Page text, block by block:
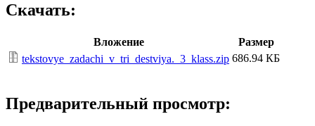
Скачать:
Вложение
Размер
tekstovye_zadachi_v_tri_destviya._3_klass.zip 686.94 КБ
Предварительный просмотр: